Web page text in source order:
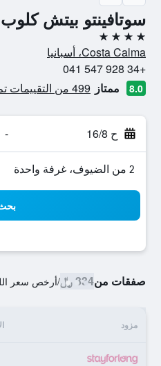
سوتافينتو بيتش كلوب
4 نجوم
Costa Calma، أسبانيا
+34 928 547 041
8.0 ممتاز 499 من التقييمات تم التحقق منها
ح 16/8 -
2 من الضيوف، غرفة واحدة
صفقات من334 ﷼ /أرخص سعر
مزود